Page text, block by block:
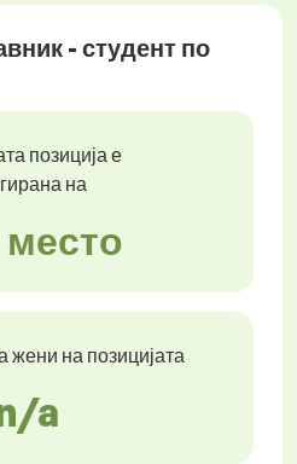
- студент по
позиција е
на
жени на позицијата
a